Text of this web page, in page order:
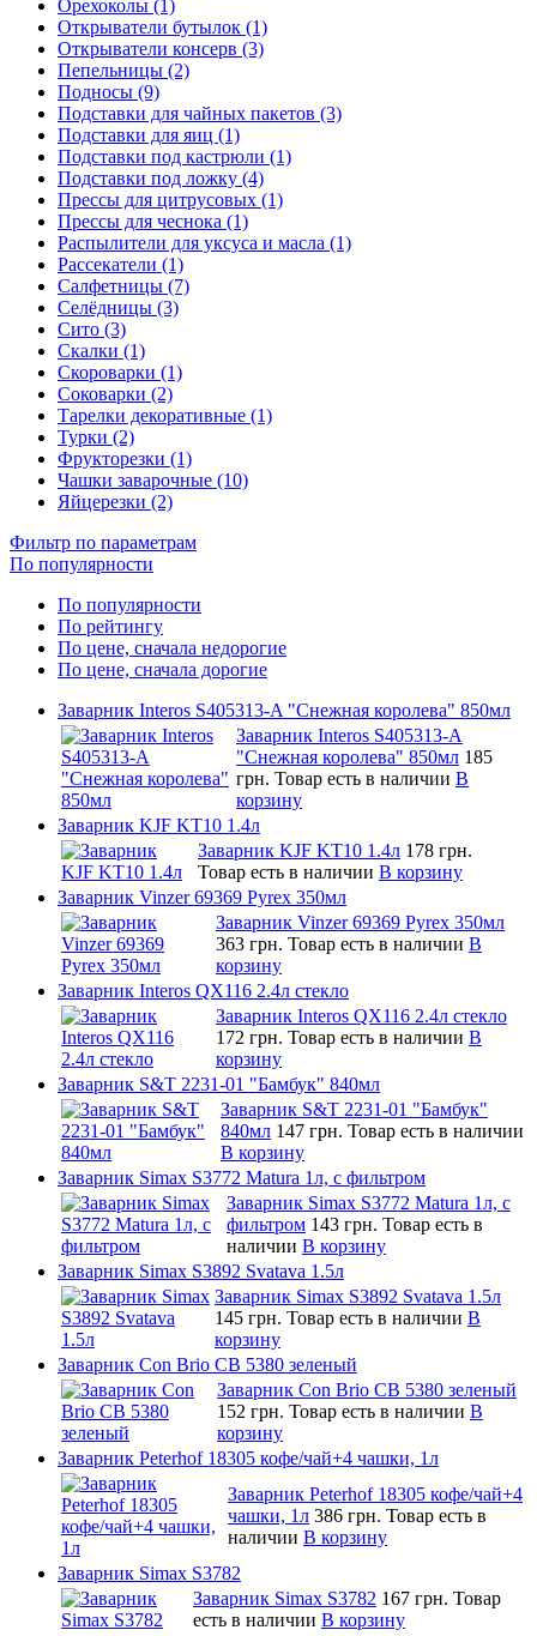
Орехоколы (1)
Открыватели бутылок (1)
Открыватели консерв (3)
Пепельницы (2)
Подносы (9)
Подставки для чайных пакетов (3)
Подставки для яиц (1)
Подставки под кастрюли (1)
Подставки под ложку (4)
Прессы для цитрусовых (1)
Прессы для чеснока (1)
Распылители для уксуса и масла (1)
Рассекатели (1)
Салфетницы (7)
Селёдницы (3)
Сито (3)
Скалки (1)
Скороварки (1)
Соковарки (2)
Тарелки декоративные (1)
Турки (2)
Фрукторезки (1)
Чашки заварочные (10)
Яйцерезки (2)
Фильтр по параметрам
По популярности
По популярности
По рейтингу
По цене, сначала недорогие
По цене, сначала дорогие
Заварник Interos S405313-A "Снежная королева" 850мл
Заварник Interos S405313-A
"Снежная королева" 850мл 185
грн. Товар есть в наличии В
корзину
Заварник KJF KT10 1.4л
Заварник KJF KT10 1.4л 178 грн.
Товар есть в наличии В корзину
Заварник Vinzer 69369 Pyrex 350мл
Заварник Vinzer 69369 Pyrex 350мл
363 грн. Товар есть в наличии В
корзину
Заварник Interos QX116 2.4л стекло
Заварник Interos QX116 2.4л стекло
172 грн. Товар есть в наличии В
корзину
Заварник S&T 2231-01 "Бамбук" 840мл
Заварник S&T 2231-01 "Бамбук"
840мл 147 грн. Товар есть в наличии
В корзину
Заварник Simax S3772 Matura 1л, c фильтром
Заварник Simax S3772 Matura 1л, c
фильтром 143 грн. Товар есть в
наличии В корзину
Заварник Simax S3892 Svatava 1.5л
Заварник Simax S3892 Svatava 1.5л
145 грн. Товар есть в наличии В
корзину
Заварник Con Brio CB 5380 зеленый
Заварник Con Brio CB 5380 зеленый
152 грн. Товар есть в наличии В
корзину
Заварник Peterhof 18305 кофе/чай+4 чашки, 1л
Заварник Peterhof 18305 кофе/чай+4
чашки, 1л 386 грн. Товар есть в
наличии В корзину
Заварник Simax S3782
Заварник Simax S3782 167 грн. Товар
есть в наличии В корзину